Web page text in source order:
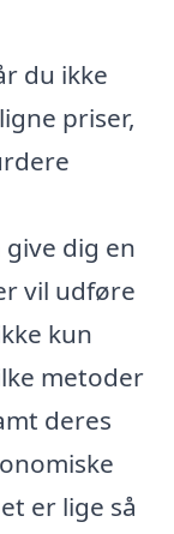
du ikke
priser,
dig en
vil udføre
kun
metoder
deres
er lige så